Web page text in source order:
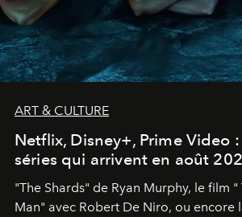
ART & CULTURE
Netflix, Disney+, Prime Video
séries qui arrivent en août
"The Shards" de Ryan Murphy, le film
Man" avec Robert De Niro, ou encore